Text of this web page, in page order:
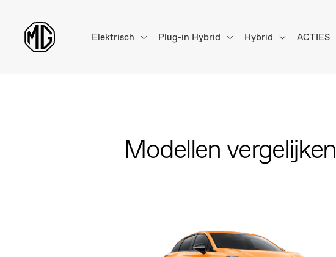
Elektrisch Plug-in Hybrid Hybrid ACTIES
Modellen vergelijken